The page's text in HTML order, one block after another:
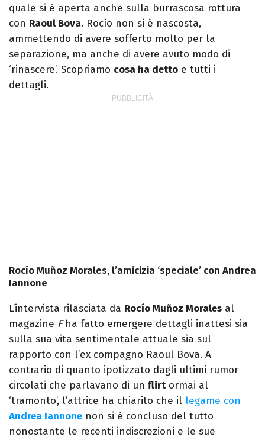
quale si è aperta anche sulla burrascosa rottura
con Raoul Bova. Rocío non si è nascosta,
ammettendo di avere sofferto molto per la
separazione, ma anche di avere avuto modo di
‘rinascere’. Scopriamo cosa ha detto e tutti i
dettagli.
Rocío Muñoz Morales, l’amicizia ‘speciale’ con Andrea
Iannone
L’intervista rilasciata da Rocío Muñoz Morales al
magazine Fha fatto emergere dettagli inattesi sia
sulla sua vita sentimentale attuale sia sul
rapporto con l’ex compagno Raoul Bova. A
contrario di quanto ipotizzato dagli ultimi rumor
circolati che parlavano di un flirtormai al
‘tramonto’, l’attrice ha chiarito che il legame con
Andrea Iannone non si è concluso del tutto
nonostante le recenti indiscrezioni e le sue